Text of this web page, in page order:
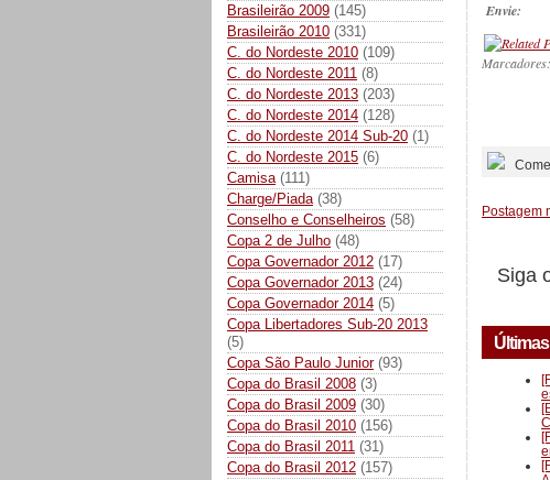
Brasileirão 2009 (145)
Brasileirão 2010 (331)
C. do Nordeste 2010 (109)
C. do Nordeste 2011 (8)
C. do Nordeste 2013 (203)
C. do Nordeste 2014 (128)
C. do Nordeste 2014 Sub-20 (1)
C. do Nordeste 2015 (6)
Camisa (111)
Charge/Piada (38)
Conselho e Conselheiros (58)
Copa 2 de Julho (48)
Copa Governador 2012 (17)
Copa Governador 2013 (24)
Copa Governador 2014 (5)
Copa Libertadores Sub-20 2013
(5)
Copa São Paulo Junior (93)
Copa do Brasil 2008 (3)
Copa do Brasil 2009 (30)
Copa do Brasil 2010 (156)
Copa do Brasil 2011 (31)
Copa do Brasil 2012 (157)
Envie:
Marcadores:
Postagem
Siga